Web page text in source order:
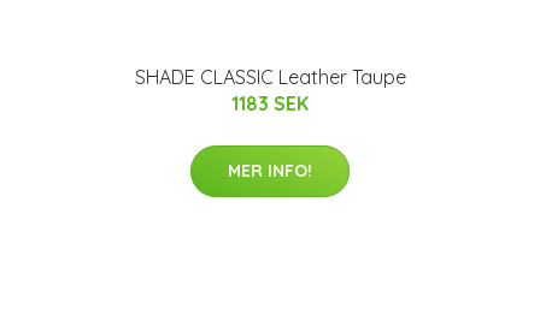
SHADE CLASSIC Leather Taupe
1183 SEK
MER INFO!